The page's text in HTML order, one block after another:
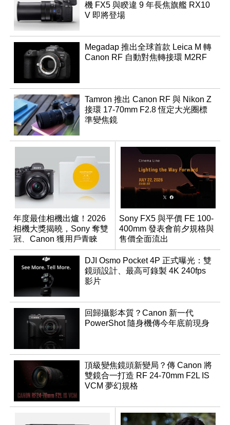
機 FX5 與睽違 9 年長焦旗艦 RX10
V 即將登場
Megadap 推出全球首款 Leica M 轉
Canon RF 自動對焦轉接環 M2RF
Tamron 推出 Canon RF 與 Nikon Z
接環 17-70mm F2.8 恆定大光圈標
準變焦鏡
年度最佳相機出爐！2026
相機大獎揭曉，Sony 奪雙
冠、Canon 獲用戶青睞
Sony FX5 與平價 FE 100-
400mm 發表會前夕規格與
售價全面流出
DJI Osmo Pocket 4P 正式曝光：雙
鏡頭設計、最高可錄製 4K 240fps
影片
回歸攝影本質？Canon 新一代
PowerShot 隨身機傳今年底前現身
頂級變焦鏡頭新變局？傳 Canon 將
雙鏡合一打造 RF 24-70mm F2L IS
VCM 夢幻規格